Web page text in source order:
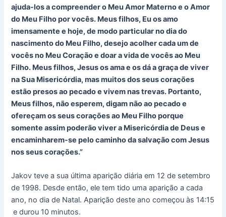
ajuda-los a compreender o Meu Amor Materno e o Amor
do Meu Filho por vocês. Meus filhos, Eu os amo
imensamente e hoje, de modo particular no dia do
nascimento do Meu Filho, desejo acolher cada um de
vocês no Meu Coração e doar a vida de vocês ao Meu
Filho. Meus filhos, Jesus os ama e os dá a graça de viver
na Sua Misericórdia, mas muitos dos seus corações
estão presos ao pecado e vivem nas trevas. Portanto,
Meus filhos, não esperem, digam não ao pecado e
ofereçam os seus corações ao Meu Filho porque
somente assim poderão viver a Misericórdia de Deus e
encaminharem-se pelo caminho da salvação com Jesus
nos seus corações.”
Jakov teve a sua última aparição diária em 12 de setembro
de 1998. Desde então, ele tem tido uma aparição a cada
ano, no dia de Natal. Aparição deste ano começou às 14:15
e durou 10 minutos.